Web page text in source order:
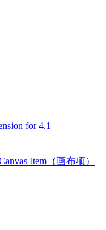
for 4.1
Item（画布项）